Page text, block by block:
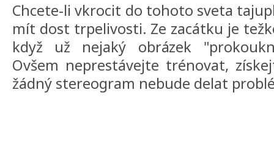
Chcete-li vkrocit do tohoto sveta
mít dost trpelivosti. Ze zacátku je
když už nejaký obrázek
Ovšem neprestávejte trénovat,
žádný stereogram nebude delat